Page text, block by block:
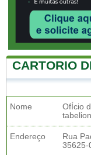
CARTORIO
Nome
OfÍcio
Endereço
Rua
35625-